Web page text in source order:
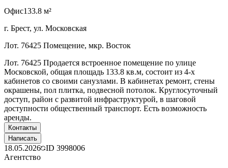
Офис133.8 м²
г. Брест, ул. Московская
Лот. 76425 Помещение, мкр. Восток
Лот. 76425 Продается встроенное помещение по улице
Московской, общая площадь 133.8 кв.м, состоит из 4-х
кабинетов со своими санузлами. В кабинетах ремонт, стены
окрашены, пол плитка, подвесной потолок. Круглосуточный
доступ, район с развитой инфраструктурой, в шаговой
доступности общественный транспорт. Есть возможность
аренды.
Контакты
Написать
18.05.2026 ID 3998006
Агентство